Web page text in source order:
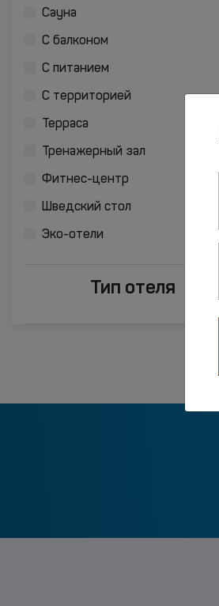
Сауна
С балконом
С питанием
С территорией
Терраса
Тренажерный зал
Фитнес-центр
Шведский стол
Эко-отели
Тип отеля